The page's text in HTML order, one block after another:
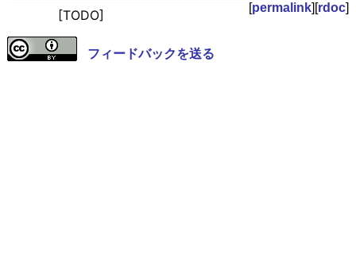
[permalink][rdoc]
[TODO]
フィードバックを送る